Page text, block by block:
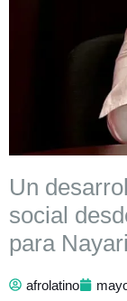
Un
social
para
afrolatino